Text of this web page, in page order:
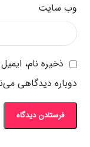
وب‌ سایت
ذخیره نام،
دوباره دیدگاهی